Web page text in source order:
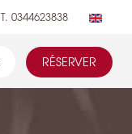
T. 0344623838
RÉSERVER